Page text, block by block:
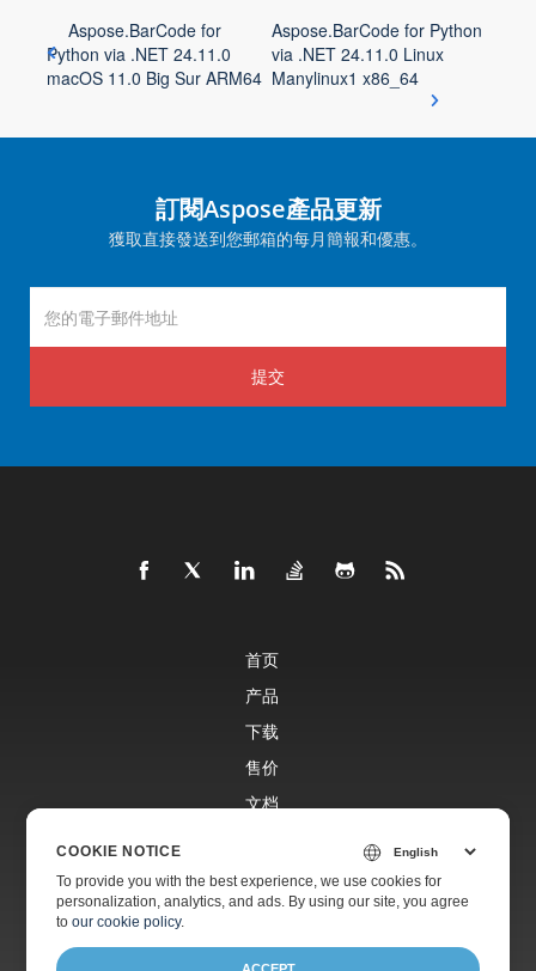
Aspose.BarCode for
Python via .NET 24.11.0
macOS 11.0 Big Sur ARM64
Aspose.BarCode for Python
via .NET 24.11.0 Linux
Manylinux1 x86_64
訂閱Aspose產品更新
獲取直接發送到您郵箱的每月簡報和優惠。
提交
首页
产品
下载
售价
文档
付费支持
COOKIE NOTICE
To provide you with the best experience, we use cookies for
personalization, analytics, and ads. By using our site, you agree
toour cookie policy.